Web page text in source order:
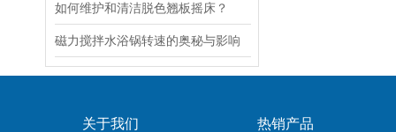
如何维护和清洁脱色翘板摇床？
磁力搅拌水浴锅转速的奥秘与影响
关于我们 热销产品